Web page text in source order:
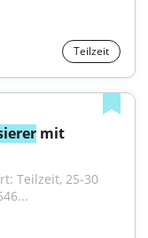
Teilzeit
mit
Teilzeit, 25-30